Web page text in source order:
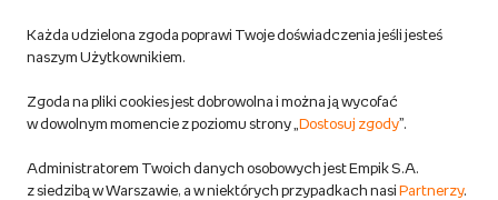
produktów niebezpiecznych
Dostosuj zgody
Polityka prywatności empik
Każda udzielona zgoda poprawi Twoje doświadczenia jeśli jesteś
naszym Użytkownikiem.
Zgoda na pliki cookies jest dobrowolna i można ją wycofać
w dowolnym momencie z poziomu strony „ Dostosuj zgody”.
Administratorem Twoich danych osobowych jest Empik S.A.
z siedzibą w Warszawie, a w niektórych przypadkach nasi Partnerzy.